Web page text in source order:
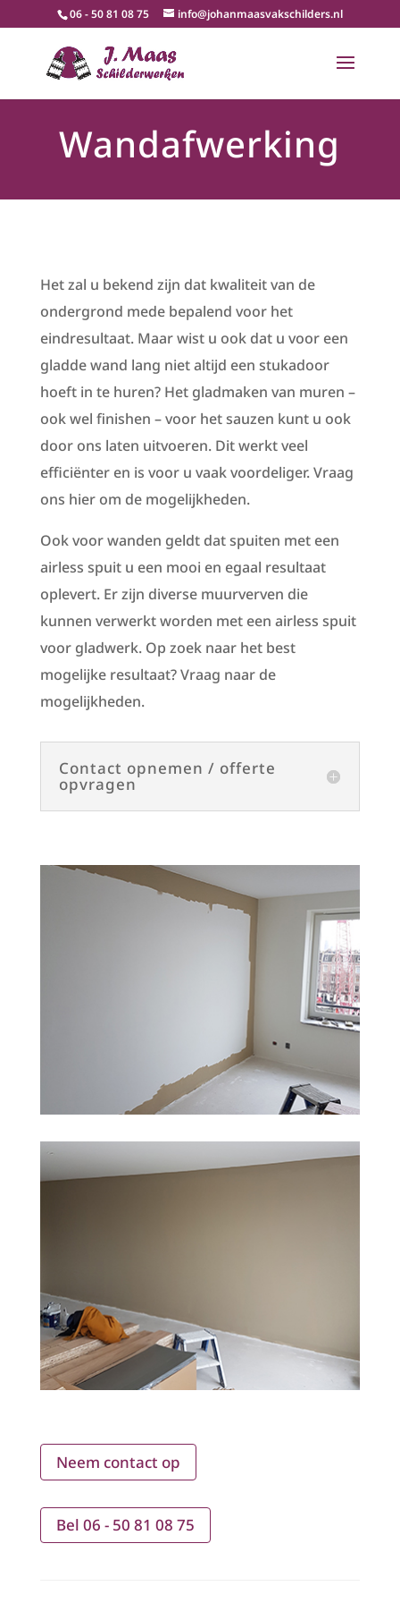
06 - 50 81 08 75 info@johanmaasvakschilders.nl
Wandafwerking
Het zal u bekend zijn dat kwaliteit van de
ondergrond mede bepalend voor het
eindresultaat. Maar wist u ook dat u voor een
gladde wand lang niet altijd een stukadoor
hoeft in te huren? Het gladmaken van muren –
ook wel finishen – voor het sauzen kunt u ook
door ons laten uitvoeren. Dit werkt veel
efficiënter en is voor u vaak voordeliger. Vraag
ons hier om de mogelijkheden.
Ook voor wanden geldt dat spuiten met een
airless spuit u een mooi en egaal resultaat
oplevert. Er zijn diverse muurverven die
kunnen verwerkt worden met een airless spuit
voor gladwerk. Op zoek naar het best
mogelijke resultaat? Vraag naar de
mogelijkheden.
Contact opnemen / offerte
opvragen
Neem contact op
Bel 06 - 50 81 08 75